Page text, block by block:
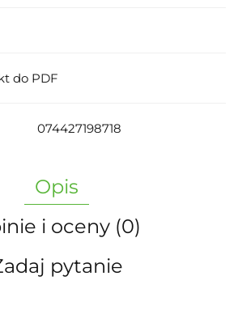
do PDF
074427198718
Opis
i oceny (0)
pytanie